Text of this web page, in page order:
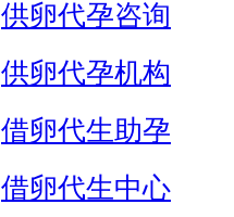
供卵代孕咨询
供卵代孕机构
借卵代生助孕
借卵代生中心